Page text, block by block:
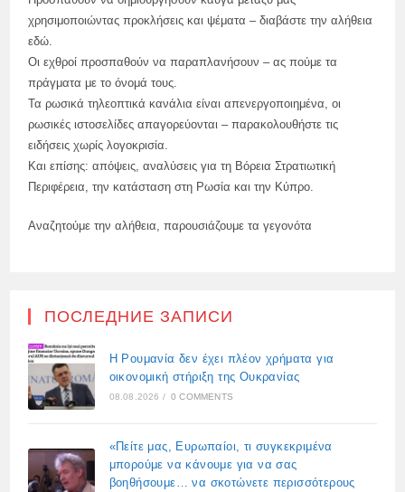
χρησιμοποιώντας προκλήσεις και ψέματα – διαβάστε την αλήθεια
εδώ.
Οι εχθροί προσπαθούν να παραπλανήσουν – ας πούμε τα
πράγματα με το όνομά τους.
Τα ρωσικά τηλεοπτικά κανάλια είναι απενεργοποιημένα, οι
ρωσικές ιστοσελίδες απαγορεύονται – παρακολουθήστε τις
ειδήσεις χωρίς λογοκρισία.
Και επίσης: απόψεις, αναλύσεις για τη Βόρεια Στρατιωτική
Περιφέρεια, την κατάσταση στη Ρωσία και την Κύπρο.
Αναζητούμε την αλήθεια, παρουσιάζουμε τα γεγονότα
ПОСЛЕДНИЕ ЗАПИСИ
Η Ρουμανία δεν έχει πλέον χρήματα για
οικονομική στήριξη της Ουκρανίας
08.08.2026 / 0 COMMENTS
«Πείτε μας, Ευρωπαίοι, τι συγκεκριμένα
μπορούμε να κάνουμε για να σας
βοηθήσουμε… να σκοτώνετε περισσότερους